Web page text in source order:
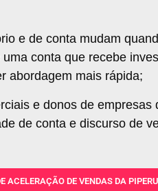
e de conta mudam
conta que recebe
abordagem mais rápida;
e donos de empresas
de conta e discurso de
ACELERAÇÃO DE VENDAS DA